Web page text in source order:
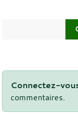
Connectez-
commentaires.